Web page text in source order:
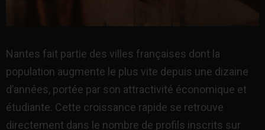
Nantes fait partie des villes françaises dont la
population augmente le plus vite depuis une dizaine
d’années, portée par son attractivité économique et
étudiante. Cette croissance rapide se retrouve
directement dans le nombre de profils inscrits sur